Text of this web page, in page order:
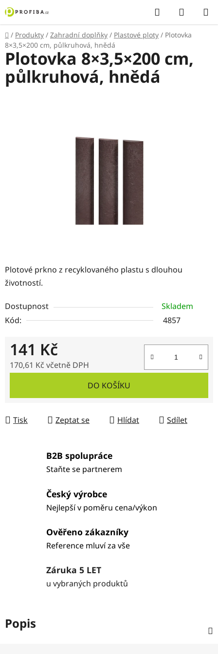
Přejít
na
obsah
Hledat
KOŠÍK
Domů
/ Produkty / Zahradní doplňky / Plastové ploty / Plotovka
8×3,5×200 cm, půlkruhová, hnědá
Plotové prkno z recyklovaného plastu s dlouhou
životností.
Dostupnost
Skladem
Kód:
4857
141 Kč
170,61 Kč včetně DPH
DO KOŠÍKU
Tisk Zeptat se Hlídat Sdílet
Plotovka 8×3,5×200 cm,
půlkruhová, hnědá
B2B spolupráce
Staňte se partnerem
Český výrobce
Nejlepší v poměru cena/výkon
Ověřeno zákazníky
Reference mluví za vše
Záruka 5 LET
u vybraných produktů
Popis